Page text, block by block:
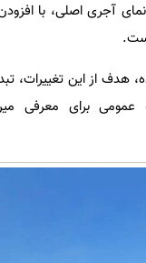
سیاست
فناوری
داستان کوتاه
روانشناسی
آشپزی
آجری اصلی، با
هدف از این
برای معرفی